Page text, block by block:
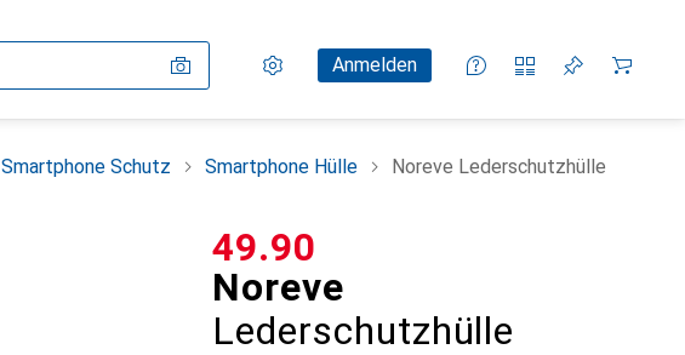
Einstellungen
KundenkontoAnmelden
Vergleichslisten
Merklisten
Warenkorb
Smartphone Schutz Smartphone Hülle Noreve Lederschutzhülle
Noreve
Lederschutzhülle
CHF
49.90